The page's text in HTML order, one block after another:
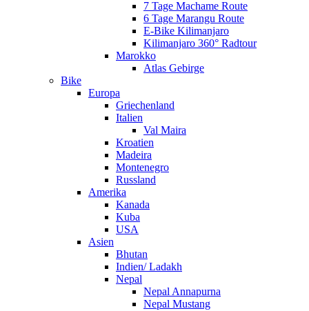
7 Tage Machame Route
6 Tage Marangu Route
E-Bike Kilimanjaro
Kilimanjaro 360° Radtour
Marokko
Atlas Gebirge
Bike
Europa
Griechenland
Italien
Val Maira
Kroatien
Madeira
Montenegro
Russland
Amerika
Kanada
Kuba
USA
Asien
Bhutan
Indien/ Ladakh
Nepal
Nepal Annapurna
Nepal Mustang